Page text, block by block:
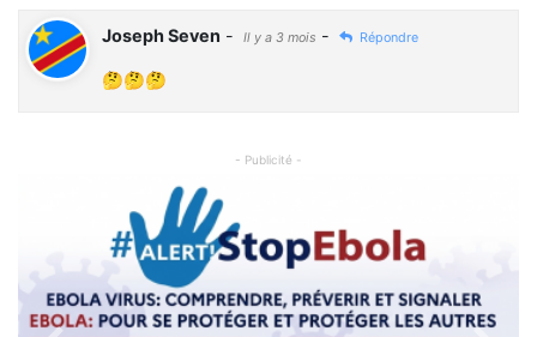
Joseph Seven - Il y a 3 mois - Répondre
🤔🤔🤔
- Publicité -